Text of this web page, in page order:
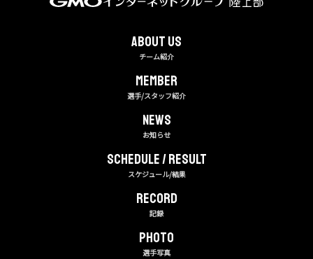
About us
チーム紹介
MEMBER
選手/スタッフ紹介
NEWS
お知らせ
Schedule / Result
スケジュール/結果
RECORD
記録
PHOTO
選手写真